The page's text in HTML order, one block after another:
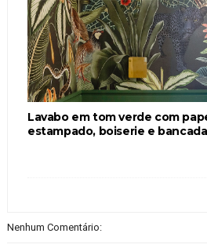
Lavabo em tom verde com
estampado, boiserie e
Nenhum Comentário: